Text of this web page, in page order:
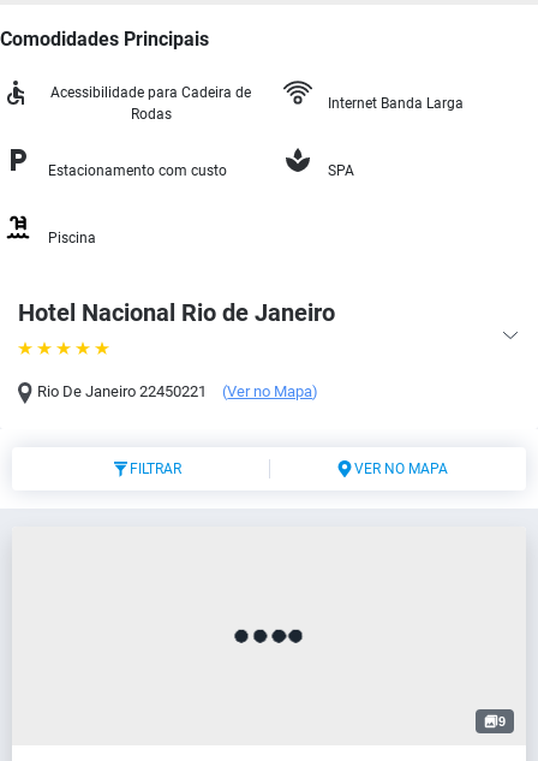
Hotel Nacional Rio de Janeiro
Rio De Janeiro 22450221 (Ver no Mapa)
Comodidades Principais
Acessibilidade para Cadeira de
Rodas
Internet Banda Larga
Estacionamento com custo SPA
Piscina
FILTRAR VER NO MAPA
9